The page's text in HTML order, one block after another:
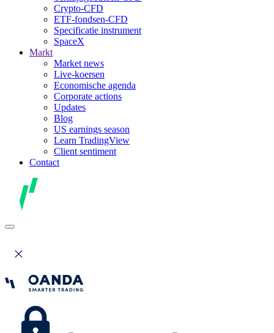
Crypto-CFD
ETF-fondsen-CFD
Specificatie instrument
SpaceX
Markt
Market news
Live-koersen
Economische agenda
Corporate actions
Updates
Blog
US earnings season
Learn TradingView
Client sentiment
Contact